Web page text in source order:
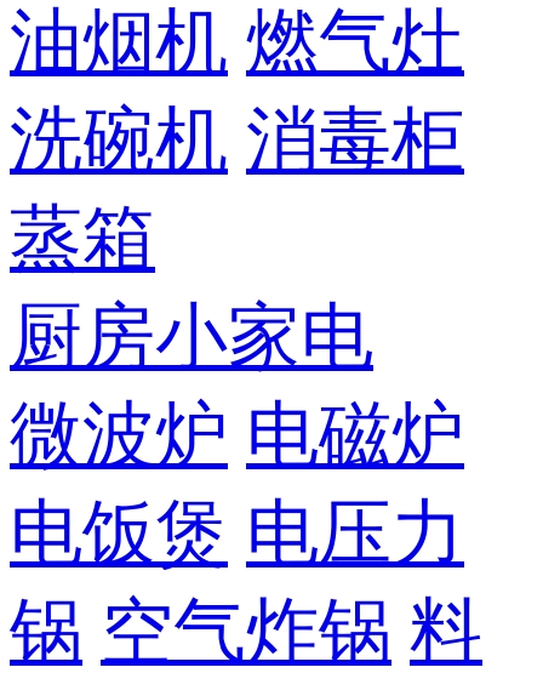
油烟机 燃气灶
洗碗机 消毒柜
蒸箱
厨房小家电
微波炉 电磁炉
电饭煲 电压力
锅 空气炸锅 料